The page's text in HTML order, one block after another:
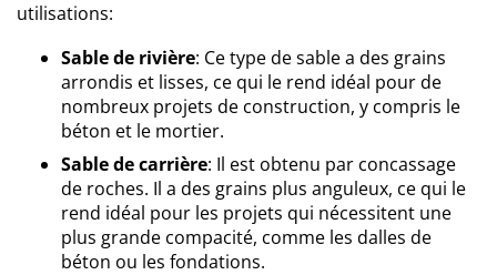
utilisations:
Sable de rivière: Ce type de sable a des grains
arrondis et lisses, ce qui le rend idéal pour de
nombreux projets de construction, y compris le
béton et le mortier.
Sable de carrière: Il est obtenu par concassage
de roches. Il a des grains plus anguleux, ce qui le
rend idéal pour les projets qui nécessitent une
plus grande compacité, comme les dalles de
béton ou les fondations.